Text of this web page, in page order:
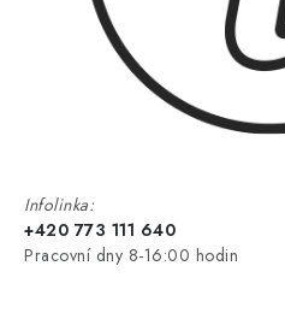
Infolinka:
+420 773 111 640
Pracovní dny 8-16:00 hodin